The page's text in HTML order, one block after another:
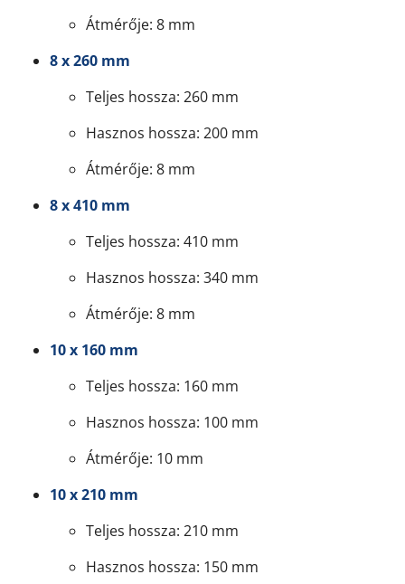
Átmérője: 8 mm
8 x 260 mm
Teljes hossza: 260 mm
Hasznos hossza: 200 mm
Átmérője: 8 mm
8 x 410 mm
Teljes hossza: 410 mm
Hasznos hossza: 340 mm
Átmérője: 8 mm
10 x 160 mm
Teljes hossza: 160 mm
Hasznos hossza: 100 mm
Átmérője: 10 mm
10 x 210 mm
Teljes hossza: 210 mm
Hasznos hossza: 150 mm